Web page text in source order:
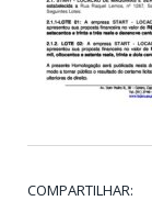
COMPARTILHAR: